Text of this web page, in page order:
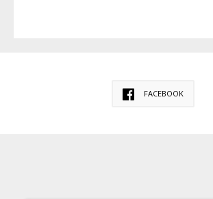
FACEBOOK